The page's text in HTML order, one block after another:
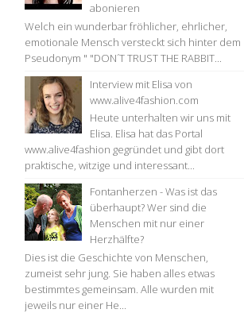
abonieren
Welch ein wunderbar fröhlicher, ehrlicher,
emotionale Mensch versteckt sich hinter dem
Pseudonym " "DON´T TRUST THE RABBIT...
Interview mit Elisa von
www.alive4fashion.com
Heute unterhalten wir uns mit
Elisa. Elisa hat das Portal
www.alive4fashion gegründet und gibt dort
praktische, witzige und interessant...
Fontanherzen - Was ist das
überhaupt? Wer sind die
Menschen mit nur einer
Herzhälfte?
Dies ist die Geschichte von Menschen,
zumeist sehr jung. Sie haben alles etwas
bestimmtes gemeinsam. Alle wurden mit
jeweils nur einer He...